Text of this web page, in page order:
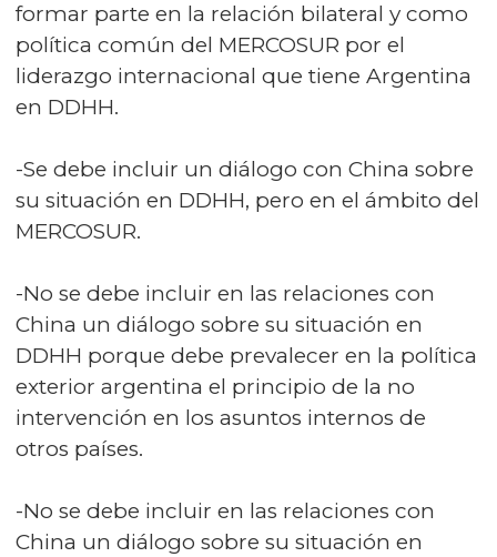
formar parte en la relación bilateral y como
política común del MERCOSUR por el
liderazgo internacional que tiene Argentina
en DDHH.
-Se debe incluir un diálogo con China sobre
su situación en DDHH, pero en el ámbito del
MERCOSUR.
-No se debe incluir en las relaciones con
China un diálogo sobre su situación en
DDHH porque debe prevalecer en la política
exterior argentina el principio de la no
intervención en los asuntos internos de
otros países.
-No se debe incluir en las relaciones con
China un diálogo sobre su situación en